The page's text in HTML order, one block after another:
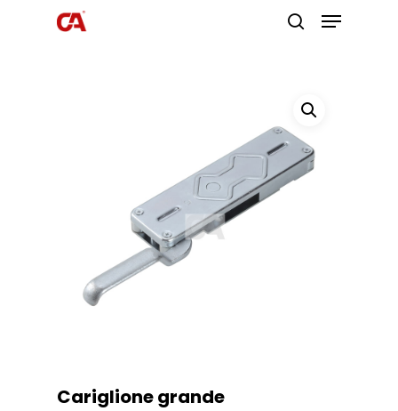
Cariglione grande